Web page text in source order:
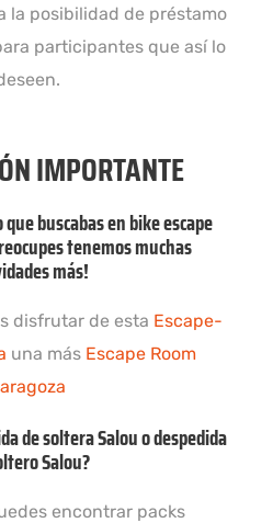
la posibilidad de préstamo
participantes que así lo
IMPORTANTE
buscabas en bike escape
tenemos muchas
más!
disfrutar de esta Escape-
una más Escape Room
de soltera Salou o despedida
Salou?
encontrar packs